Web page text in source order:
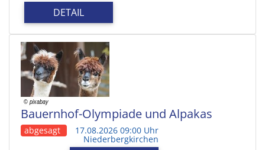
DETAIL
Bauernhof-Olympiade und Alpakas
abgesagt 17.08.2026 09:00 Uhr
Niederbergkirchen